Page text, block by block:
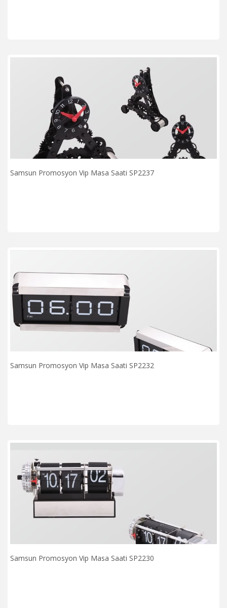
Samsun Promosyon Vip Masa Saati SP2237
Samsun Promosyon Vip Masa Saati SP2232
Samsun Promosyon Vip Masa Saati SP2230